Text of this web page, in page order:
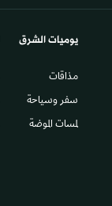
يوميات الشرق​
مذاقات
سفر وسياحة
لمسات الموضة